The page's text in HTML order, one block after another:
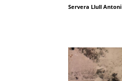
Servera Llull Antoni